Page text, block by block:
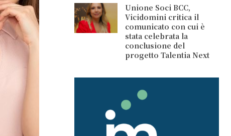
Unione Soci BCC,
Vicidomini critica il
comunicato con cui è
stata celebrata la
conclusione del
progetto Talentia Next